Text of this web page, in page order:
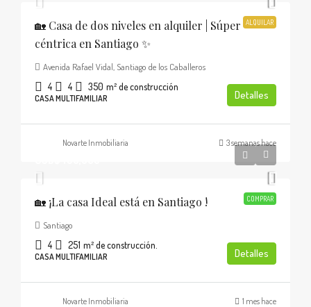
ALQUILAR
🏡 Casa de dos niveles en alquiler | Súper
céntrica en Santiago ✨
Avenida Rafael Vidal, Santiago de los Caballeros
4 4 350 m² de construcción
CASA MULTIFAMILIAR Detalles
Novarte Inmobiliaria 3 semanas hace
COMPRAR
🏡 ¡La casa Ideal está en Santiago !
Santiago
4 251 m² de construcción.
CASA MULTIFAMILIAR Detalles
Novarte Inmobiliaria 1 mes hace